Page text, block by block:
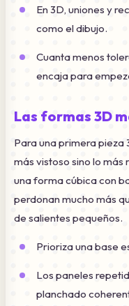
En 3D, uniones y
como el dibujo.
Cuanta menos
encaja para
Las formas 3D
Para una primera pieza
más vistoso sino lo más
una forma cúbica con
perdonan mucho más
de salientes pequeños.
Prioriza una base
Los paneles
planchado